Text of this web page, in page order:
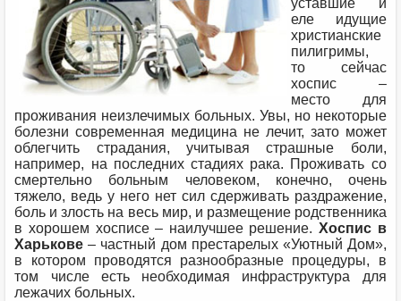
еле идущие
христианские
пилигримы,
то сейчас
хоспис –
место для
проживания неизлечимых больных. Увы, но некоторые
болезни современная медицина не лечит, зато может
облегчить страдания, учитывая страшные боли,
например, на последних стадиях рака. Проживать со
смертельно больным человеком, конечно, очень
тяжело, ведь у него нет сил сдерживать раздражение,
боль и злость на весь мир, и размещение родственника
в хорошем хосписе – наилучшее решение. Хоспис в
Харькове – частный дом престарелых «Уютный Дом»,
в котором проводятся разнообразные процедуры, в
том числе есть необходимая инфраструктура для
лежачих больных.